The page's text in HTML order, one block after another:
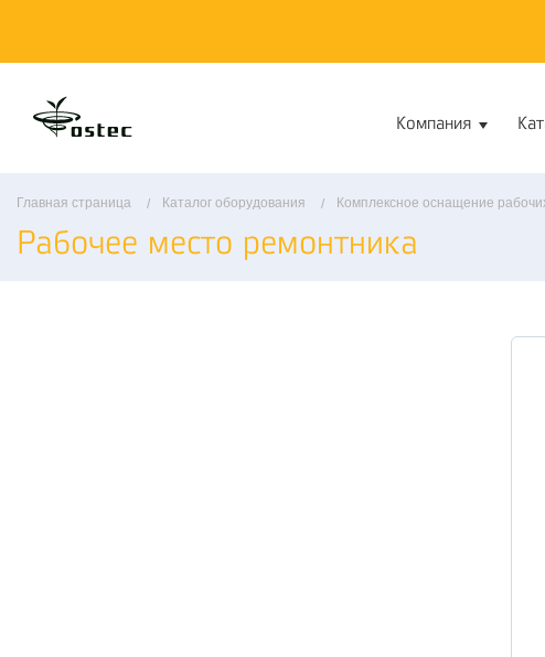
Компания
Главная страница Каталог оборудования Комплексное оснащение
Рабочее место ремонтника